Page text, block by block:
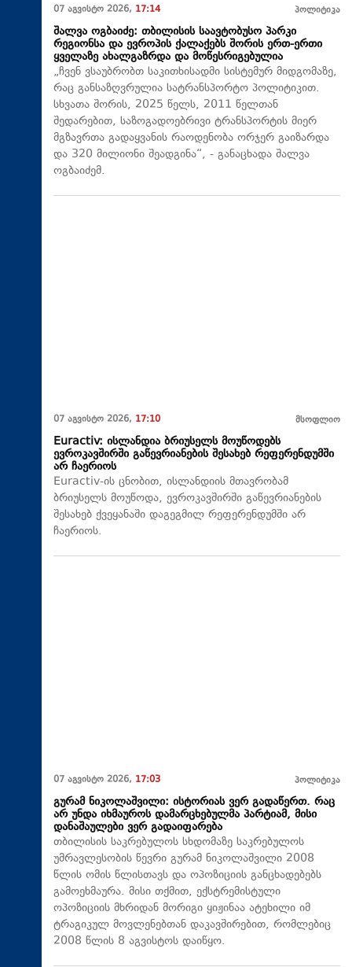
07 აგვისტო 2026, 17:14 პოლიტიკა
შალვა ოგბაიძე: თბილისის საავტობუსო პარკი
რეგიონსა და ევროპის ქალაქებს შორის ერთ-ერთი
ყველაზე ახალგაზრდა და მოწესრიგებულია
„ჩვენ ვსაუბრობთ საკითხისადმი სისტემურ მიდგომაზე,
რაც განსაზღვრულია სატრანსპორტო პოლიტიკით.
სხვათა შორის, 2025 წელს, 2011 წელთან
შედარებით, საზოგადოებრივი ტრანსპორტის მიერ
მგზავრთა გადაყვანის რაოდენობა ორჯერ გაიზარდა
და 320 მილიონი შეადგინა“, - განაცხადა შალვა
ოგბაიძემ.
07 აგვისტო 2026, 17:10 მსოფლიო
Euractiv: ისლანდია ბრიუსელს მოუწოდებს
ევროკავშირში გაწევრიანების შესახებ რეფერენდუმში
არ ჩაერიოს
Euractiv-ის ცნობით, ისლანდიის მთავრობამ
ბრიუსელს მოუწოდა, ევროკავშირში გაწევრიანების
შესახებ ქვეყანაში დაგეგმილ რეფერენდუმში არ
ჩაერიოს.
07 აგვისტო 2026, 17:03 პოლიტიკა
გურამ ნიკოლაშვილი: ისტორიას ვერ გადაწერთ. რაც
არ უნდა იხმაუროს დამარცხებულმა პარტიამ, მისი
დანაშაულები ვერ გადაიფარება
თბილისის საკრებულოს სხდომაზე საკრებულოს
უმრავლესობის წევრი გურამ ნიკოლაშვილი 2008
წლის ომის წლისთავს და ოპოზიციის განცხადებებს
გამოეხმაურა. მისი თქმით, ექსტრემისტული
ოპოზიციის მხრიდან მორიგი ყიჟინაა ატეხილი იმ
ტრაგიკულ მოვლენებთან დაკავშირებით, რომლებიც
2008 წლის 8 აგვისტოს დაიწყო.